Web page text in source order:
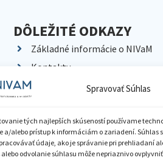
Spravovať Súhlas
tých najlepších skúseností používame
a/alebo prístup k informáciám o zariadení. Súhlas
údaje, ako je správanie pri prehliadaní
alebo odvolanie súhlasu môže nepriaznivo
DÔLEŽITÉ ODKAZY
Základné informácie o NIVaM
Kontakty
Kariéra
Pracoviská NIVaM
Dokumenty inštitúcie
Knižnica